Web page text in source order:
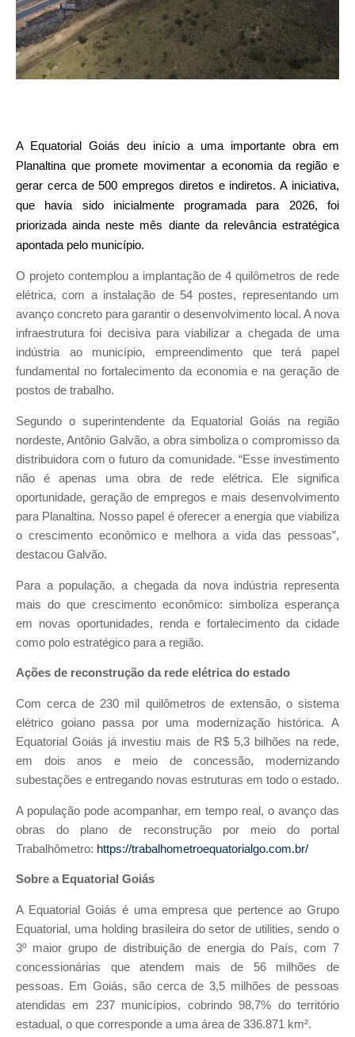
A Equatorial Goiás deu início a uma importante obra em
Planaltina que promete movimentar a economia da região e
gerar cerca de 500 empregos diretos e indiretos. A iniciativa,
que havia sido inicialmente programada para 2026, foi
priorizada ainda neste mês diante da relevância estratégica
apontada pelo município.
O projeto contemplou a implantação de 4 quilômetros de rede
elétrica, com a instalação de 54 postes, representando um
avanço concreto para garantir o desenvolvimento local. A nova
infraestrutura foi decisiva para viabilizar a chegada de uma
indústria ao município, empreendimento que terá papel
fundamental no fortalecimento da economia e na geração de
postos de trabalho.
Segundo o superintendente da Equatorial Goiás na região
nordeste, Antônio Galvão, a obra simboliza o compromisso da
distribuidora com o futuro da comunidade. “Esse investimento
não é apenas uma obra de rede elétrica. Ele significa
oportunidade, geração de empregos e mais desenvolvimento
para Planaltina. Nosso papel é oferecer a energia que viabiliza
o crescimento econômico e melhora a vida das pessoas”,
destacou Galvão.
Para a população, a chegada da nova indústria representa
mais do que crescimento econômico: simboliza esperança
em novas oportunidades, renda e fortalecimento da cidade
como polo estratégico para a região.
Ações de reconstrução da rede elétrica do estado
Com cerca de 230 mil quilômetros de extensão, o sistema
elétrico goiano passa por uma modernização histórica. A
Equatorial Goiás já investiu mais de R$ 5,3 bilhões na rede,
em dois anos e meio de concessão, modernizando
subestações e entregando novas estruturas em todo o estado.
A população pode acompanhar, em tempo real, o avanço das
obras do plano de reconstrução por meio do portal
Trabalhômetro: https://trabalhometroequatorialgo.com.br/
Sobre a Equatorial Goiás
A Equatorial Goiás é uma empresa que pertence ao Grupo
Equatorial, uma holding brasileira do setor de utilities, sendo o
3º maior grupo de distribuição de energia do País, com 7
concessionárias que atendem mais de 56 milhões de
pessoas. Em Goiás, são cerca de 3,5 milhões de pessoas
atendidas em 237 municípios, cobrindo 98,7% do território
estadual, o que corresponde a uma área de 336.871 km².